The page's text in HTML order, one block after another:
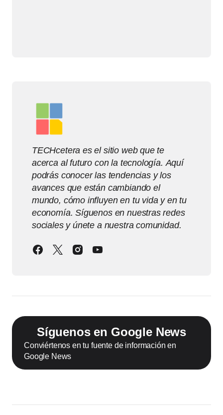
TECHcetera es el sitio web que te
acerca al futuro con la tecnología. Aquí
podrás conocer las tendencias y los
avances que están cambiando el
mundo, cómo influyen en tu vida y en tu
economía. Síguenos en nuestras redes
sociales y únete a nuestra comunidad.
Síguenos en Google News
Conviértenos en tu fuente de información en
Google News